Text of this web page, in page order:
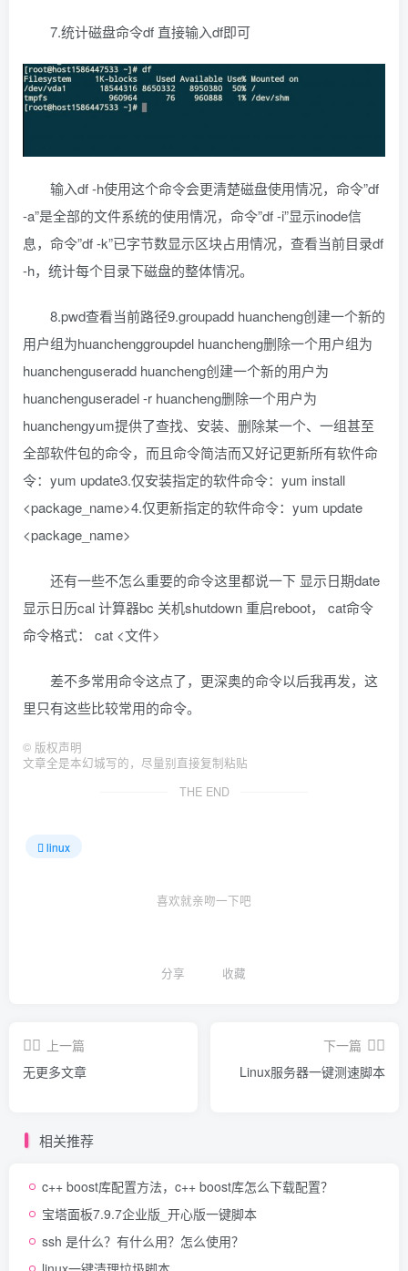
7.统计磁盘命令df 直接输入df即可
输入df -h使用这个命令会更清楚磁盘使用情况，命令”df
-a”是全部的文件系统的使用情况，命令”df -i”显示inode信
息，命令”df -k”已字节数显示区块占用情况，查看当前目录df
-h，统计每个目录下磁盘的整体情况。
8.pwd查看当前路径9.groupadd huancheng创建一个新的
用户组为huanchenggroupdel huancheng删除一个用户组为
huanchenguseradd huancheng创建一个新的用户为
huanchenguseradel -r huancheng删除一个用户为
huanchengyum提供了查找、安装、删除某一个、一组甚至
全部软件包的命令，而且命令简洁而又好记更新所有软件命
令：yum update3.仅安装指定的软件命令：yum install
<package_name>4.仅更新指定的软件命令：yum update
<package_name>
还有一些不怎么重要的命令这里都说一下 显示日期date
显示日历cal 计算器bc 关机shutdown 重启reboot， cat命令
命令格式： cat <文件>
差不多常用命令这点了，更深奥的命令以后我再发，这
里只有这些比较常用的命令。
© 版权声明
文章全是本幻城写的，尽量别直接复制粘贴
THE END
linux
喜欢就亲吻一下吧
分享 收藏
上一篇
无更多文章
下一篇
Linux服务器一键测速脚本
相关推荐
c++ boost库配置方法，c++ boost库怎么下载配置？
宝塔面板7.9.7企业版_开心版一键脚本
ssh 是什么？有什么用？怎么使用？